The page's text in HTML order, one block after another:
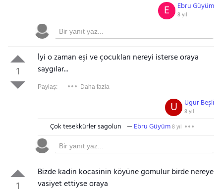
Ebru Güyüm
8 yıl
E
1
İyi o zaman eşi ve çocukları nereyi isterse oraya
saygılar...
Paylaş: Daha fazla
Ugur Beşli
8 yıl
U
Çok tesekkürler sagolun Ebru Güyüm8 yıl
Bizde kadin kocasinin köyüne gomulur birde nereye
vasiyet ettiyse oraya